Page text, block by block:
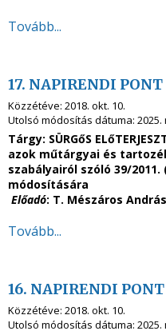
Tovább...
17. NAPIRENDI PONT
Közzétéve: 2018. okt. 10.
Utolsó módosítás dátuma: 2025.
Tárgy: SÜRGőS
azok műtárgyai és
szabályairól szóló 39/
módosítására
Előadó: T. Mészáros
Tovább...
16. NAPIRENDI PONT
Közzétéve: 2018. okt. 10.
Utolsó módosítás dátuma: 2025.